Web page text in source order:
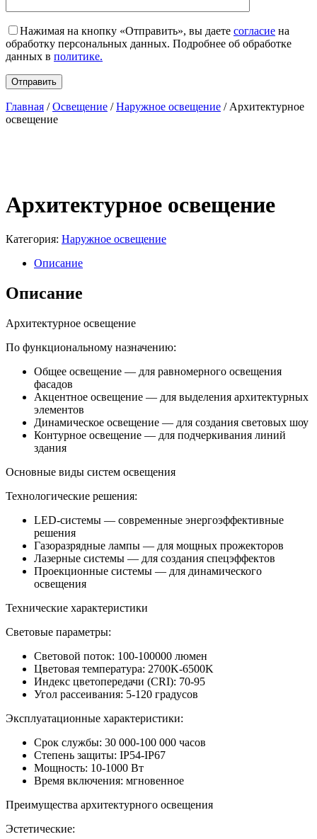
Нажимая на кнопку «Отправить», вы даете согласие на
обработку персональных данных. Подробнее об обработке
данных в политике.
Главная /Освещение /Наружное освещение / Архитектурное
освещение
Архитектурное освещение
Категория: Наружное освещение
Описание
Описание
Архитектурное освещение
По функциональному назначению:
Общее освещение — для равномерного освещения
фасадов
Акцентное освещение — для выделения архитектурных
элементов
Динамическое освещение — для создания световых шоу
Контурное освещение — для подчеркивания линий
здания
Основные виды систем освещения
Технологические решения:
LED-системы — современные энергоэффективные
решения
Газоразрядные лампы — для мощных прожекторов
Лазерные системы — для создания спецэффектов
Проекционные системы — для динамического
освещения
Технические характеристики
Световые параметры:
Световой поток: 100-100000 люмен
Цветовая температура: 2700K-6500K
Индекс цветопередачи (CRI): 70-95
Угол рассеивания: 5-120 градусов
Эксплуатационные характеристики:
Срок службы: 30 000-100 000 часов
Степень защиты: IP54-IP67
Мощность: 10-1000 Вт
Время включения: мгновенное
Преимущества архитектурного освещения
Эстетические: